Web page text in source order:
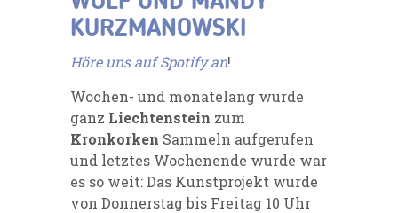
KURZMANOWSKI
Höre uns auf Spotify an!
Wochen- und monatelang wurde
ganz Liechtenstein zum
Kronkorken Sammeln aufgerufen
und letztes Wochenende wurde war
es so weit: Das Kunstprojekt wurde
von Donnerstag bis Freitag 10 Uhr